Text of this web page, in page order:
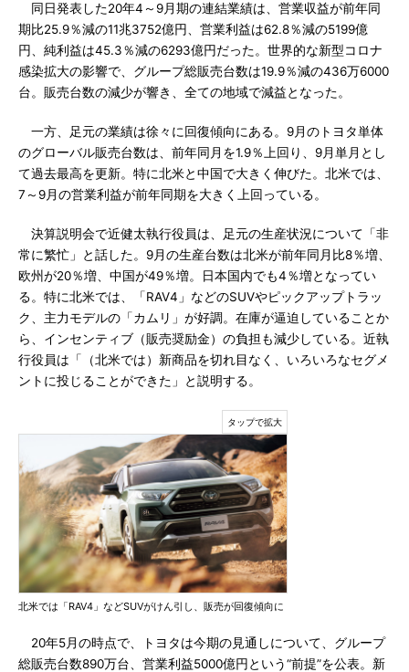
同日発表した20年4～9月期の連結業績は、営業収益が前年同
期比25.9％減の11兆3752億円、営業利益は62.8％減の5199億
円、純利益は45.3％減の6293億円だった。世界的な新型コロナ
感染拡大の影響で、グループ総販売台数は19.9％減の436万6000
台。販売台数の減少が響き、全ての地域で減益となった。
一方、足元の業績は徐々に回復傾向にある。9月のトヨタ単体
のグローバル販売台数は、前年同月を1.9％上回り、9月単月とし
て過去最高を更新。特に北米と中国で大きく伸びた。北米では、
7～9月の営業利益が前年同期を大きく上回っている。
決算説明会で近健太執行役員は、足元の生産状況について「非
常に繁忙」と話した。9月の生産台数は北米が前年同月比8％増、
欧州が20％増、中国が49％増。日本国内でも4％増となってい
る。特に北米では、「RAV4」などのSUVやピックアップトラッ
ク、主力モデルの「カムリ」が好調。在庫が逼迫していることか
ら、インセンティブ（販売奨励金）の負担も減少している。近執
行役員は「（北米では）新商品を切れ目なく、いろいろなセグメ
ントに投じることができた」と説明する。
北米では「RAV4」などSUVがけん引し、販売が回復傾向に
20年5月の時点で、トヨタは今期の見通しについて、グループ
総販売台数890万台、営業利益5000億円という“前提”を公表。新